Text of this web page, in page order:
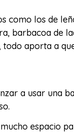
como los de
barbacoa de
aporta a
a usar una
espacio